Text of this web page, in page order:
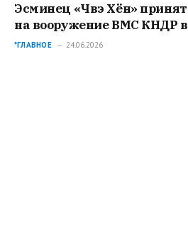
Эсминец «Чвэ Хён» принят
на вооружение ВМС КНДР в
Нампхо
*ГЛАВНОЕ 24.06.2026